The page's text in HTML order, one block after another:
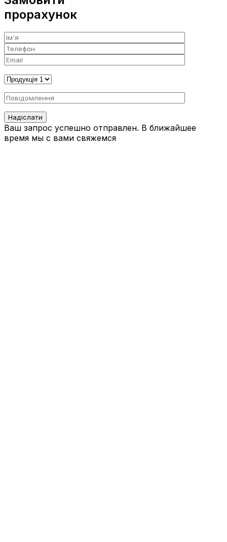
прорахунок
Ваш запрос успешно отправлен. В ближайшее
время мы с вами свяжемся